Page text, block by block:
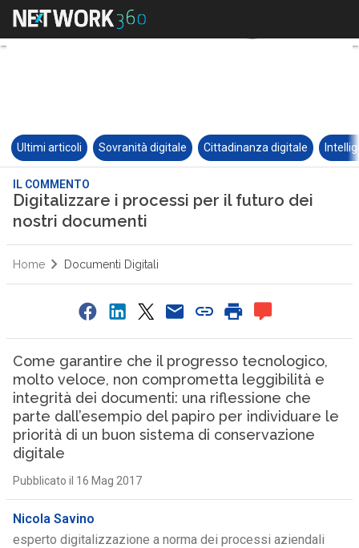
Ultimi articoli Sovranità digitale Cittadinanza digitale
IL COMMENTO
Digitalizzare i processi per il futuro dei
nostri documenti
Home Documenti Digitali
Come garantire che il progresso tecnologico,
molto veloce, non comprometta leggibilità e
integrità dei documenti: una riflessione che
parte dall’esempio del papiro per individuare le
priorità di un buon sistema di conservazione
digitale
Pubblicato il 16 Mag 2017
Nicola Savino
esperto digitalizzazione a norma dei processi aziendali